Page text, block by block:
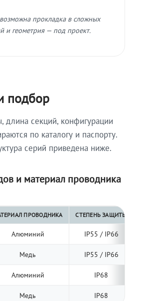
прокладка в сложных
и геометрия — под проект.
подбор
длина секций, конфигурации
по каталогу и паспорту.
серий приведена ниже.
и материал проводника
ПРОВОДНИКА СТЕПЕНЬ ЗАЩИТЫ
Алюминий IP55 / IP66
Медь IP55 / IP66
Алюминий IP68
Медь IP68